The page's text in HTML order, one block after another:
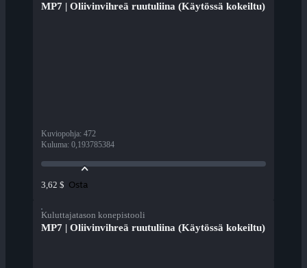
MP7 | Oliivinvihreä ruutuliina (Käytössä kokeiltu)
Kuviopohja: 472
Kuluma: 0,193785384
3,62 $ Osta
Kuluttajatason konepistooli
MP7 | Oliivinvihreä ruutuliina (Käytössä kokeiltu)